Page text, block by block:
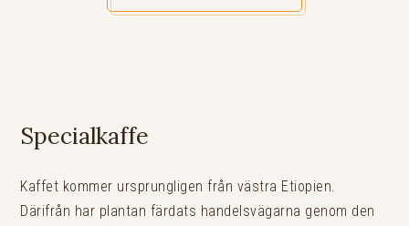
Specialkaffe
Kaffet kommer ursprungligen från västra Etiopien.
Därifrån har plantan färdats handelsvägarna genom den